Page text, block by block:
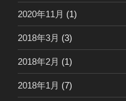
2020年11月 (1)
2018年3月 (3)
2018年2月 (1)
2018年1月 (7)